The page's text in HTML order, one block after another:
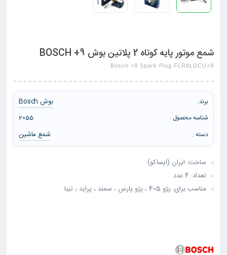
شمع موتور پایه کوتاه 2 پلاتین بوش BOSCH +9
Bosch +9 Spark Plug FLR8LDCU+9
برند: بوش Bosch
شناسه محصول :
2055
دسته :
شمع ماشین
ساخت: ایران (ایساکو)
تعداد: 4 عدد
مناسب برای: پژو 405 ، پژو پارس ، سمند ، پراید ، تیبا